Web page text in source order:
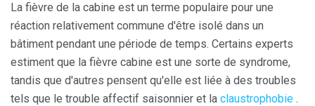
La fièvre de la cabine est un terme populaire pour une
réaction relativement commune d'être isolé dans un
bâtiment pendant une période de temps. Certains experts
estiment que la fièvre cabine est une sorte de syndrome,
tandis que d'autres pensent qu'elle est liée à des troubles
tels que le trouble affectif saisonnier et la claustrophobie .